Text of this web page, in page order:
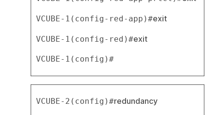
VCUBE-1(config-red-app)#exit
VCUBE-1(config-red)#exit
VCUBE-1(config)#
VCUBE-2(config)#redundancy